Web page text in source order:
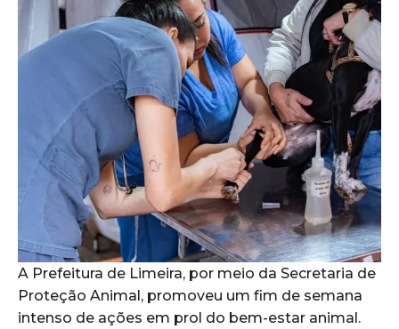
A Prefeitura de Limeira, por meio da Secretaria de
Proteção Animal, promoveu um fim de semana
intenso de ações em prol do bem-estar animal.